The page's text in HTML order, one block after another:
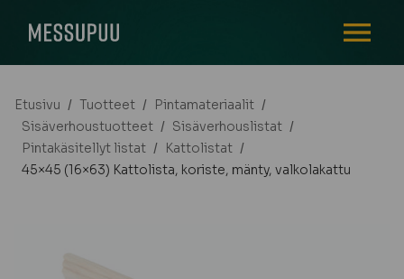
Etusivu / Tuotteet / Pintamateriaalit /
Sisäverhoustuotteet / Sisäverhouslistat /
Pintakäsitellyt listat / Kattolistat /
45×45 (16×63) Kattolista, koriste, mänty, valkolakattu